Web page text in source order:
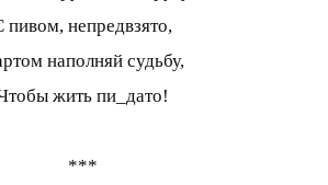
пивом, непредвзято,
наполняй судьбу,
жить пи_дато!
***